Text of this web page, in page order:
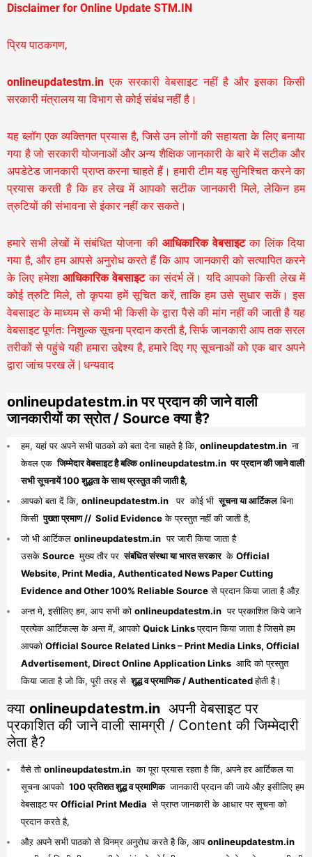
Disclaimer for Online Update STM.IN
प्रिय पाठकगण,
onlineupdatestm.in एक सरकारी वेबसाइट नहीं है और इसका किसी
सरकारी मंत्रालय या विभाग से कोई संबंध नहीं है।
यह ब्लॉग एक व्यक्तिगत प्रयास है, जिसे उन लोगों की सहायता के लिए बनाया
गया है जो सरकारी योजनाओं और अन्य शैक्षिक जानकारी के बारे में सटीक और
अपडेटेड जानकारी प्राप्त करना चाहते हैं। हमारी टीम यह सुनिश्चित करने का
प्रयास करती है कि हर लेख में आपको सटीक जानकारी मिले, लेकिन हम
त्रुटियों की संभावना से इंकार नहीं कर सकते।
हमारे सभी लेखों में संबंधित योजना की आधिकारिक वेबसाइटका लिंक दिया
गया है, और हम आपसे अनुरोध करते हैं कि आप जानकारी को सत्यापित करने
के लिए हमेशा आधिकारिक वेबसाइटका संदर्भ लें। यदि आपको किसी लेख में
कोई त्रुटि मिले, तो कृपया हमें सूचित करें, ताकि हम उसे सुधार सकें। इस
वेबसाइट के माध्यम से कभी भी किसी के द्वारा पैसे की मांग नहीं की जाती है यह
वेबसाइट पूर्णतः निशुल्क सूचना प्रदान करती है,सिर्फ जानकारी आप तक सरल
तरीकों से पहुंचे यही हमारा उद्देश्य है, हमारे दिए गए सूचनाओं को एक बार अपने
द्वारा जांच परख लें | धन्यवाद
onlineupdatestm.in पर प्रदान की जाने वाली
जानकारीयों का स्रोत / Source क्या है?
हम, यहां पर अपने सभी पाठको को बता देना चाहते है कि, onlineupdatestm.in ना
केवल एक जिम्मेदार वेबसाइट है बल्कि onlineupdatestm.in पर प्रदान की जाने वाली
सभी सूचनायें 100 शुद्धता के साथ प्रस्तुत की जाती है,
आपको बता दें कि, onlineupdatestm.in पर कोई भी सूचना या आर्टिकलबिना
किसी पुख्ता प्रमाण // Solid Evidenceके प्रस्तुत नहीं की जाती है,
जो भी आर्टिकल onlineupdatestm.in पर जारी किया जाता है
उसके Source मुख्य तौर पर संबंधित संस्था या भारत सरकार के Official
Website, Print Media, Authenticated News Paper Cutting
Evidence and Other 100% Reliable Sourceसे प्रदान किया जाता है औऱ
अन्त मे, इसीलिए हम, आप सभी को onlineupdatestm.in पर प्रकाशित किये जाने
प्रत्येक आर्टिकल्स के अन्त में, आपको Quick Linksप्रदान किया जाता है जिसमे हम
आपको Official Source Related Links – Print Media Links, Official
Advertisement, Direct Online Application Links आदि को प्रस्तुत
किया जाता है जो कि, पूरी तरह से शुद्ध व प्रमाणिक / Authenticatedहोती है।
क्या onlineupdatestm.in अपनी वेबसाइट पर
प्रकाशित की जाने वाली सामग्री / Content की जिम्मेदारी
लेता है?
वैसे तो onlineupdatestm.in का पूरा प्रयास रहता है कि, अपने हर आर्टिकल या
सूचना आपको 100 प्रतिशत शुद्ध व प्रमाणिक जानकारी प्रदान की जाये औऱ इसीलिए हम
वेबसाइट पर Official Print Media से प्राप्त जानकारी के आधार पर सूचना को
प्रदान करते है,
औऱ अपने सभी पाठको से विनम्र अनुरोध करते है कि, आपonlineupdatestm.in